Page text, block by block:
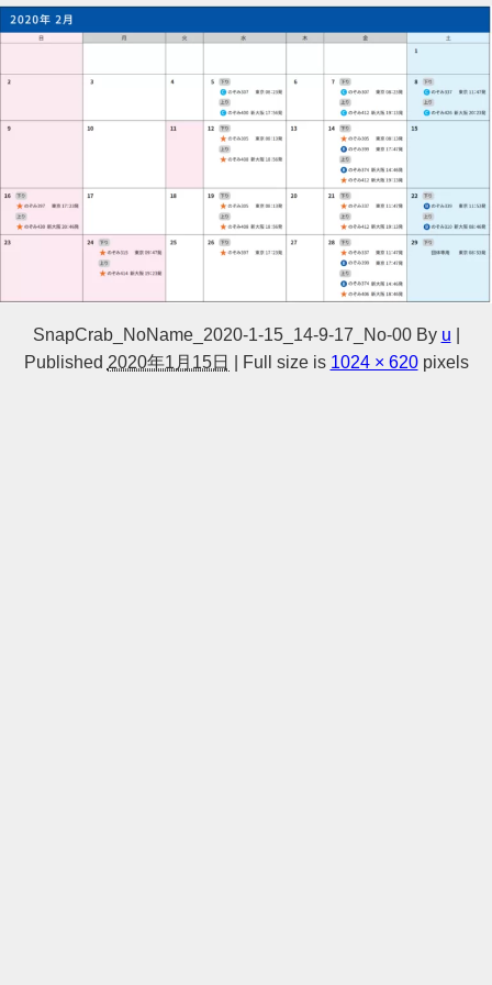
SnapCrab_NoName_2020-1-15_14-9-17_No-00 By u
Published 2020年1月15日 Full size is 1024 × 620pixels